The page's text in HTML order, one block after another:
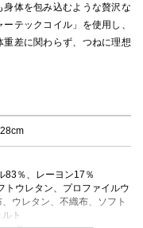
体を包み込むような贅沢な
テックコイル」を使用し、
差に関わらず、つねに理想
83％、レーヨン17％
トウレタン、プロファイルウ
ウレタン、不織布、ソフト
ト